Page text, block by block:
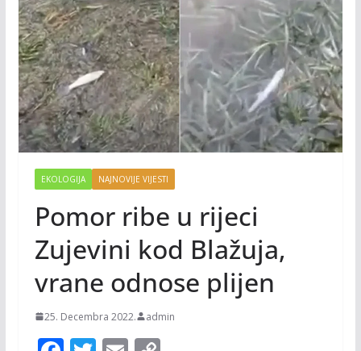
EKOLOGIJA NAJNOVIJE VIJESTI
Pomor ribe u rijeci
Zujevini kod Blažuja,
vrane odnose plijen
25. Decembra 2022. admin